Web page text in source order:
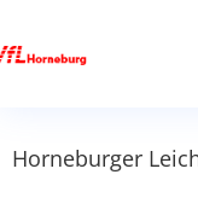
Horneburger